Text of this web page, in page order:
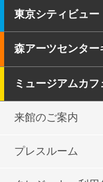
東京シティビュー
森アーツセンター
ミュージアムカ
来館のご案内
プレスルーム